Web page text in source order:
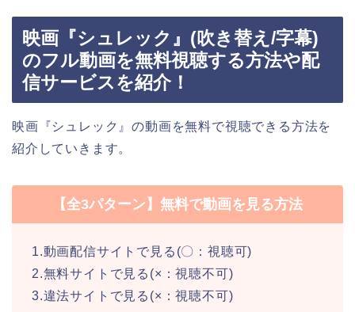
映画『シュレック』(吹き替え/字幕)
のフル動画を無料視聴する方法や配
信サービスを紹介！
映画『シュレック』の動画を無料で視聴できる方法を
紹介していきます。
【全3パターン】無料で動画を見る方法
1.動画配信サイトで見る(〇：視聴可)
2.無料サイトで見る(×：視聴不可)
3.違法サイトで見る(×：視聴不可)